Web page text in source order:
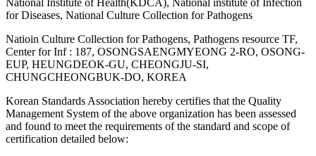
National Institute of Health(KDCA), National institute of Infection
for Diseases, National Culture Collection for Pathogens
Natioin Culture Collection for Pathogens, Pathogens resource TF,
Center for Inf : 187, OSONGSAENGMYEONG 2-RO, OSONG-
EUP, HEUNGDEOK-GU, CHEONGJU-SI,
CHUNGCHEONGBUK-DO, KOREA
Korean Standards Association hereby certifies that the Quality
Management System of the above organization has been assessed
and found to meet the requirements of the standard and scope of
certification detailed below: